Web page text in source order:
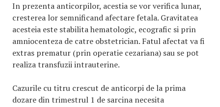
In prezenta anticorpilor, acestia se vor verifica lunar,
cresterea lor semnificand afectare fetala. Gravitatea
acesteia este stabilita hematologic, ecografic si prin
amniocenteza de catre obstetrician. Fatul afectat va fi
extras prematur (prin operatie cezariana) sau se pot
realiza transfuzii intrauterine.
Cazurile cu titru crescut de anticorpi de la prima
dozare din trimestrul 1 de sarcina necesita